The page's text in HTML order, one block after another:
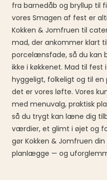
fra barnedåb og bryllup til
vores Smagen af fest er
Kokken & Jomfruen til
mad, der ankommer klart
porcelænsfade, så du kan
ikke i køkkenet. Mad til
hyggeligt, folkeligt og til
det er vores løfte. Vores
med menuvalg, praktisk
så du trygt kan læne dig
værdier, et glimt i øjet og
gør Kokken & Jomfruen
planlægge — og